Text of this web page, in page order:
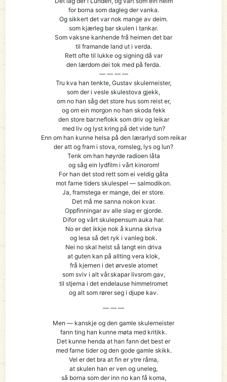
for borna som dagleg der vanka.
Og sikkert det var nok mange av deim.
som kjærleg bar skulen i tankar.
Som vaksne kanhende frå heimen det bar
til framande land ut i verda.
Rett ofte til lukke og signing då var
den lærdom dei tok med på ferda.
— — — —
Tru kva han tenkte, Gustav skulerneister,
som der i vesle skulestova gjekk,
om no han såg det store hus som reist er,
og om ein morgon no han skoda fekk
den store bar:neflokk som driv og leikar
med liv og lyst kring på det vide tun?
Enn om han kunne helsa på den lærarlyd som reikar
der att og fram i stova, romsleg, lys og lun?
Tenk om han høyrde radioen låta
og såg ein lydfilm i vårt kinorom!
For han det stod rett som ei veldig gåta
mot farne tiders skulespel — salmodikon.
Ja, framstega er mange, dei er store.
Det må me sanna nokon kvar.
Oppfinningar av alle slag er gjorde.
Difor og vårt skulepensum auka har.
No er det ikkje nok å kunna skriva
og lesa så det ryk i vanleg bok.
Nei no skal helst så langt ein driva
at guten kan på allting vera klok,
frå kjernen i det ørvesle atomet
som sviv i alt vår.skapar livsrom gav,
til stjerna i det endelause himmelromet
og alt som rører seg i djupe kav.
— — —
Men — kanskje og den gamle skulerneister
fann ting han kunne møta med kritikk.
Det kunne henda at han fann det best er
med farne tider og den gode gamle skikk.
Vel er det bra at fin er ytre råma,
at skulen han er ven og uneleg,
så borna som der inn no kan få koma,